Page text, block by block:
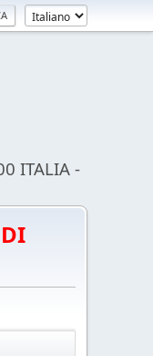
ITALIA -